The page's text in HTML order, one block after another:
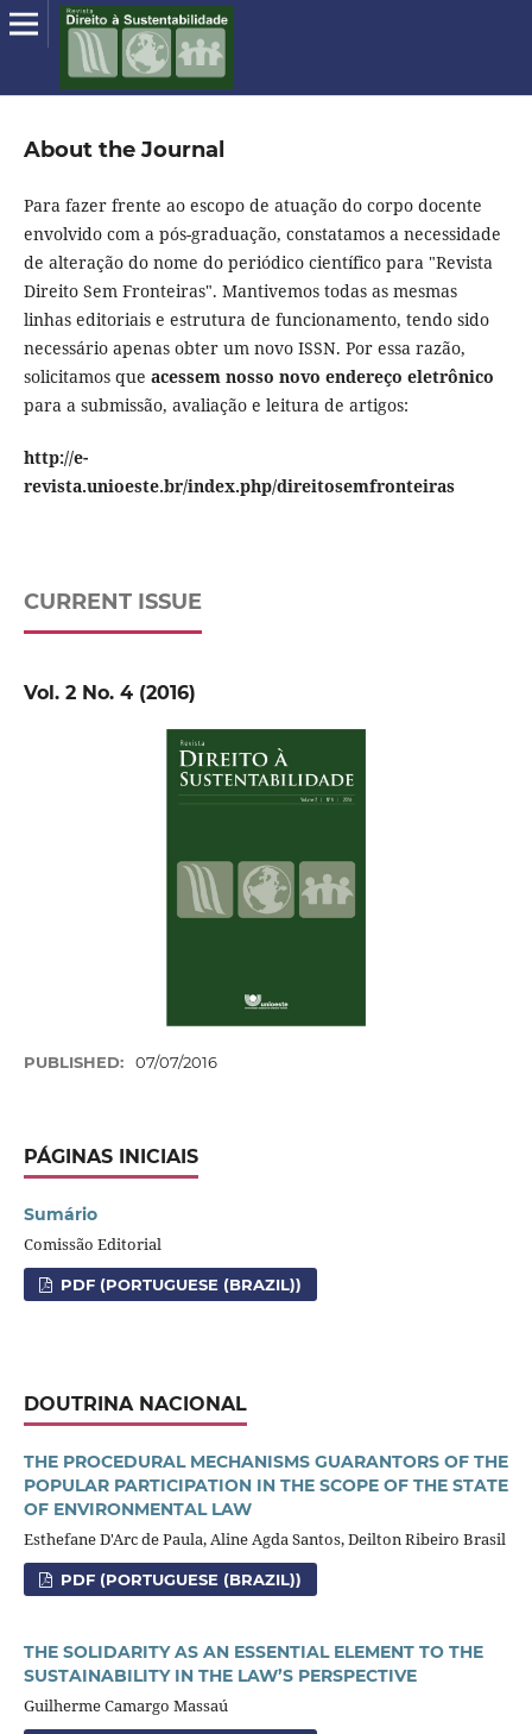
About the Journal
Para fazer frente ao escopo de atuação do corpo docente
envolvido com a pós-graduação, constatamos a necessidade
de alteração do nome do periódico científico para "Revista
Direito Sem Fronteiras". Mantivemos todas as mesmas
linhas editoriais e estrutura de funcionamento, tendo sido
necessário apenas obter um novo ISSN. Por essa razão,
solicitamos que acessem nosso novo endereço eletrônico
para a submissão, avaliação e leitura de artigos:
http://e-
revista.unioeste.br/index.php/direitosemfronteiras
CURRENT ISSUE
Vol. 2 No. 4 (2016)
PUBLISHED: 07/07/2016
PÁGINAS INICIAIS
Sumário
Comissão Editorial
PDF (PORTUGUESE (BRAZIL))
DOUTRINA NACIONAL
THE PROCEDURAL MECHANISMS GUARANTORS OF THE
POPULAR PARTICIPATION IN THE SCOPE OF THE STATE
OF ENVIRONMENTAL LAW
Esthefane D'Arc de Paula, Aline Agda Santos, Deilton Ribeiro Brasil
PDF (PORTUGUESE (BRAZIL))
THE SOLIDARITY AS AN ESSENTIAL ELEMENT TO THE
SUSTAINABILITY IN THE LAW’S PERSPECTIVE
Guilherme Camargo Massaú